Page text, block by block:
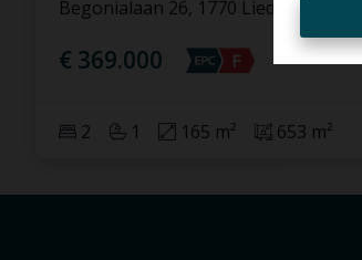
Begonialaan 26, 1770 Liedekerke
€ 369.000
2 1 165 m² 653 m²